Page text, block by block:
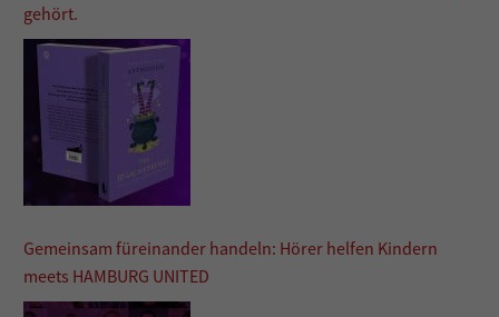
gehört.
Gemeinsam füreinander handeln: Hörer helfen Kindern
meets HAMBURG UNITED